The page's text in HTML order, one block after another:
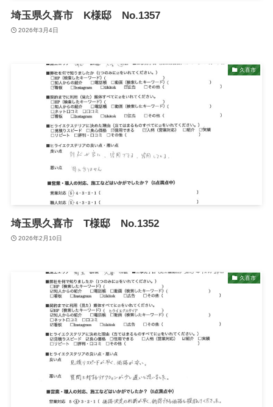
埼玉県久喜市 K様邸 No.1357
2026年3月4日
久喜市
埼玉県久喜市 T様邸 No.1352
2026年2月10日
久喜市